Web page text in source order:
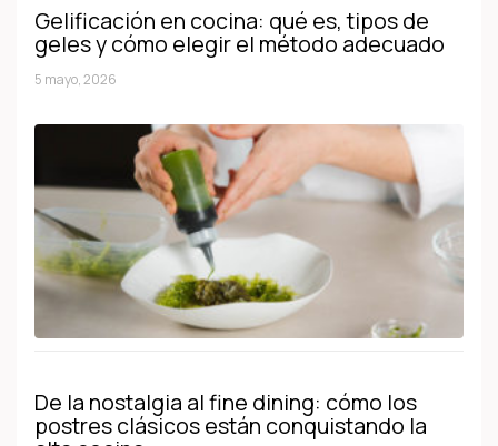
Gelificación en cocina: qué es, tipos de
geles y cómo elegir el método adecuado
5 mayo, 2026
De la nostalgia al fine dining: cómo los
postres clásicos están conquistando la